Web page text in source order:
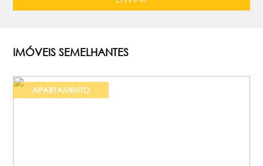
IMÓVEIS SEMELHANTES
APARTAMENTO